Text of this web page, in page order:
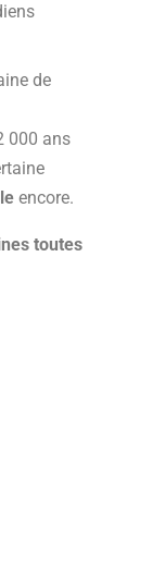
de
000 ans
encore.
toutes